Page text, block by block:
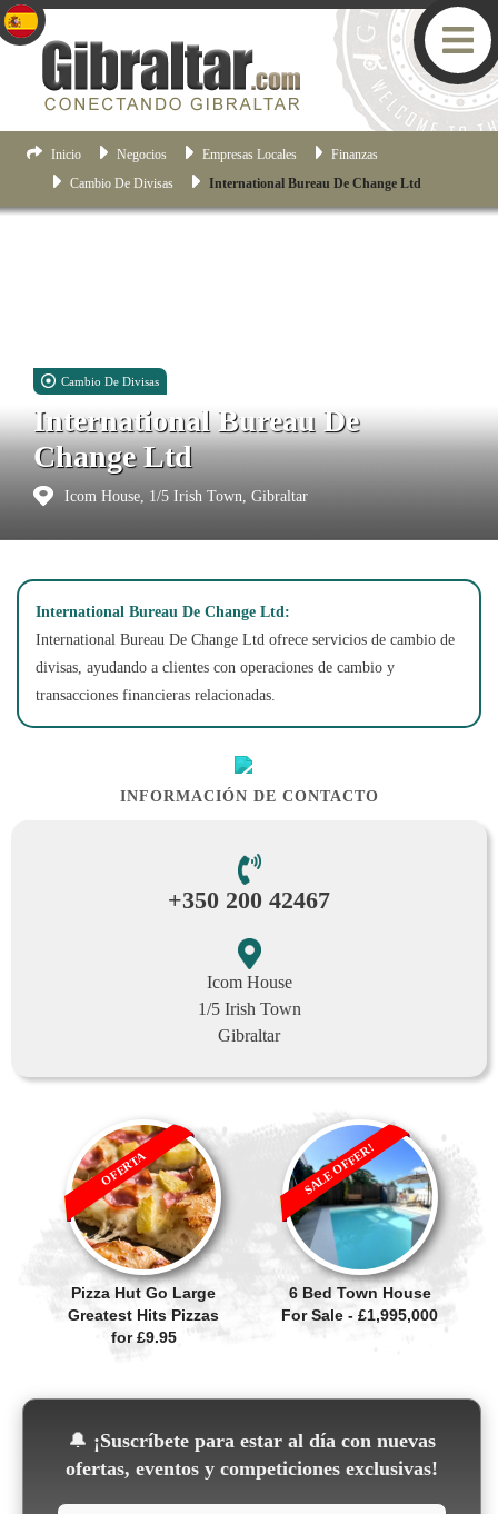
Inicio Negocios Empresas Locales
Finanzas
Cambio De Divisas
International Bureau De Change Ltd
Cambio De Divisas
International Bureau De
Change Ltd
Icom House, 1/5 Irish Town, Gibraltar
International Bureau De Change Ltd:
International Bureau De Change Ltd ofrece servicios de cambio de
divisas, ayudando a clientes con operaciones de cambio y
transacciones financieras relacionadas.
INFORMACIÓN DE CONTACTO
+350 200 42467
Icom House
1/5 Irish Town
Gibraltar
Pizza Hut Go Large
Greatest Hits Pizzas
for £9.95
OFERTA
6 Bed Town House
For Sale - £1,995,000
SALE OFFER!
🔔 ¡Suscríbete para estar al día con nuevas
ofertas, eventos y competiciones exclusivas!